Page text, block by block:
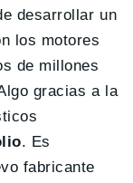
desarrollar un
los motores
de millones
gracias a la
. Es
fabricante